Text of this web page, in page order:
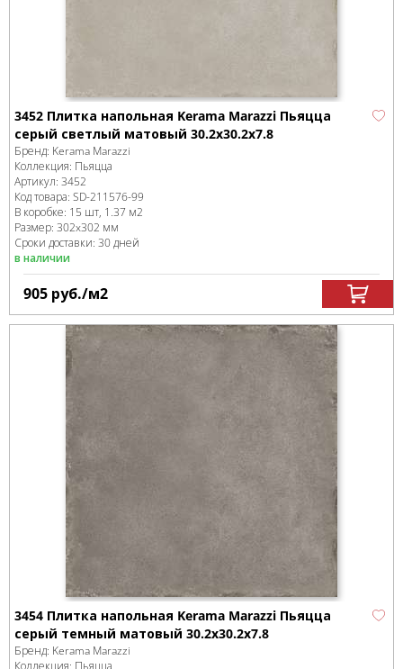
3452 Плитка напольная Kerama Marazzi Пьяцца
серый светлый матовый 30.2x30.2x7.8
Бренд: Kerama Marazzi
Коллекция: Пьяцца
Артикул: 3452
Код товара: SD-211576-99
В коробке: 15 шт, 1.37 м2
Размер: 302x302 мм
Сроки доставки: 30 дней
в наличии
905 руб./м2
3454 Плитка напольная Kerama Marazzi Пьяцца
серый темный матовый 30.2x30.2x7.8
Бренд: Kerama Marazzi
Коллекция: Пьяцца